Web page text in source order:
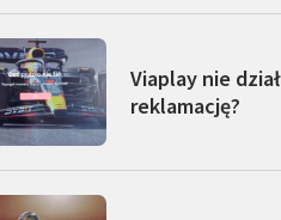
Viaplay nie
reklamację?